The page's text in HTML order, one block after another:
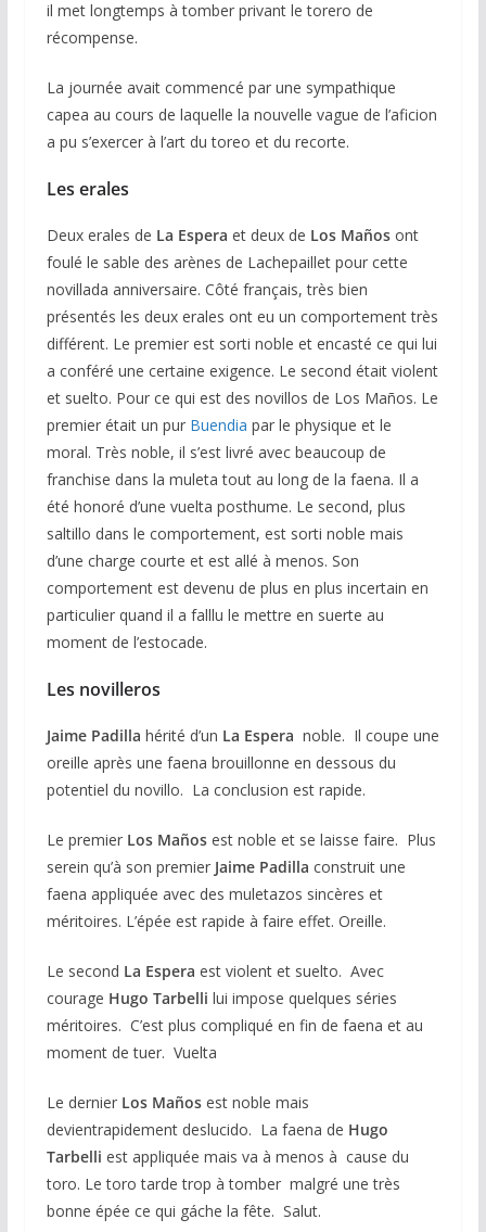
il met longtemps à tomber privant le torero de
récompense.
La journée avait commencé par une sympathique
capea au cours de laquelle la nouvelle vague de l’aficion
a pu s’exercer à l’art du toreo et du recorte.
Les erales
Deux erales de La Espera et deux de Los Maños ont
foulé le sable des arènes de Lachepaillet pour cette
novillada anniversaire. Côté français, très bien
présentés les deux erales ont eu un comportement très
différent. Le premier est sorti noble et encasté ce qui lui
a conféré une certaine exigence. Le second était violent
et suelto. Pour ce qui est des novillos de Los Maños. Le
premier était un pur Buendia par le physique et le
moral. Très noble, il s’est livré avec beaucoup de
franchise dans la muleta tout au long de la faena. Il a
été honoré d’une vuelta posthume. Le second, plus
saltillo dans le comportement, est sorti noble mais
d’une charge courte et est allé à menos. Son
comportement est devenu de plus en plus incertain en
particulier quand il a falllu le mettre en suerte au
moment de l’estocade.
Les novilleros
Jaime Padilla hérité d’un La Espera noble. Il coupe une
oreille après une faena brouillonne en dessous du
potentiel du novillo. La conclusion est rapide.
Le premier Los Mañosest noble et se laisse faire. Plus
serein qu’à son premier Jaime Padilla construit une
faena appliquée avec des muletazos sincères et
méritoires. L’épée est rapide à faire effet. Oreille.
Le second La Espera est violent et suelto. Avec
courage Hugo Tarbelli lui impose quelques séries
méritoires. C’est plus compliqué en fin de faena et au
moment de tuer. Vuelta
Le dernier Los Mañosest noble mais
devientrapidement deslucido. La faena de Hugo
Tarbelli est appliquée mais va à menos à cause du
toro. Le toro tarde trop à tomber malgré une très
bonne épée ce qui gáche la fête. Salut.